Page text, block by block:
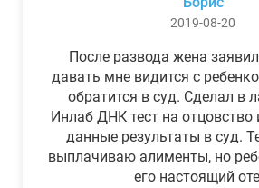
2019-08-20
После развода жена
давать мне видится с
обратится в суд. Сделал в
Инлаб ДНК тест на отцовство
данные результаты в суд.
выплачиваю алименты, но
его настоящий